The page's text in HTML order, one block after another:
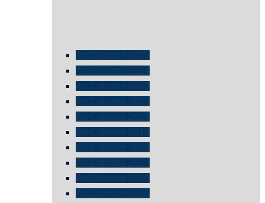
Art Cologne 2025
Art Cologne 2024
Art Cologne 2023
Art Cologne 2022
Art Cologne 2021
Art Cologne 2019
Art Cologne 2018
Art Cologne 2017
Art Cologne 2016
Art Cologne 2015